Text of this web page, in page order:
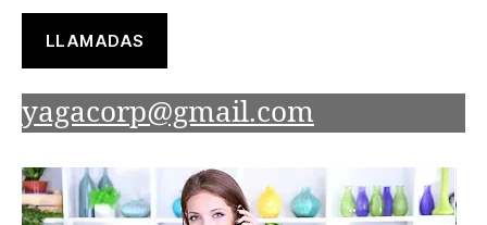
LLAMADAS
yagacorp@gmail.com